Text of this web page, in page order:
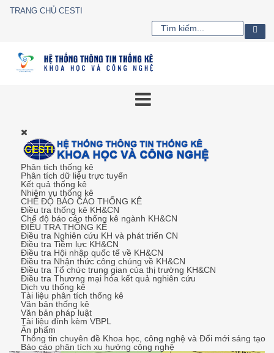
TRANG CHỦ CESTI
Phân tích thống kê
Phân tích dữ liệu trực tuyến
Kết quả thống kê
Nhiệm vụ thống kê
CHẾ ĐỘ BÁO CÁO THỐNG KÊ
Điều tra thống kê KH&CN
Chế độ báo cáo thống kê ngành KH&CN
ĐIỀU TRA THỐNG KÊ
Điều tra Nghiên cứu KH và phát triển CN
Điều tra Tiềm lực KH&CN
Điều tra Hội nhập quốc tế về KH&CN
Điều tra Nhận thức công chúng về KH&CN
Điều tra Tổ chức trung gian của thị trường KH&CN
Điều tra Thương mại hóa kết quả nghiên cứu
Dịch vụ thống kê
Tài liệu phân tích thống kê
Văn bản thống kê
Văn bản pháp luật
Tài liệu đính kèm VBPL
Ấn phẩm
Thông tin chuyên đề Khoa học, công nghệ và Đổi mới sáng tạo
Báo cáo phân tích xu hướng công nghệ